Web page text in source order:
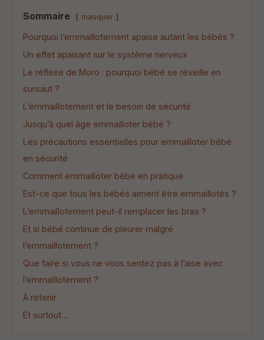
Sommaire masquer
Pourquoi l’emmaillotement apaise autant les bébés ?
Un effet apaisant sur le système nerveux
Le réflexe de Moro : pourquoi bébé se réveille en
sursaut ?
L’emmaillotement et le besoin de sécurité
Jusqu’à quel âge emmailloter bébé ?
Les précautions essentielles pour emmailloter bébé
en sécurité
Comment emmailloter bébé en pratique
Est-ce que tous les bébés aiment être emmaillotés ?
L’emmaillotement peut-il remplacer les bras ?
Et si bébé continue de pleurer malgré
l’emmaillotement ?
Que faire si vous ne vous sentez pas à l’aise avec
l’emmaillotement ?
À retenir
Et surtout…